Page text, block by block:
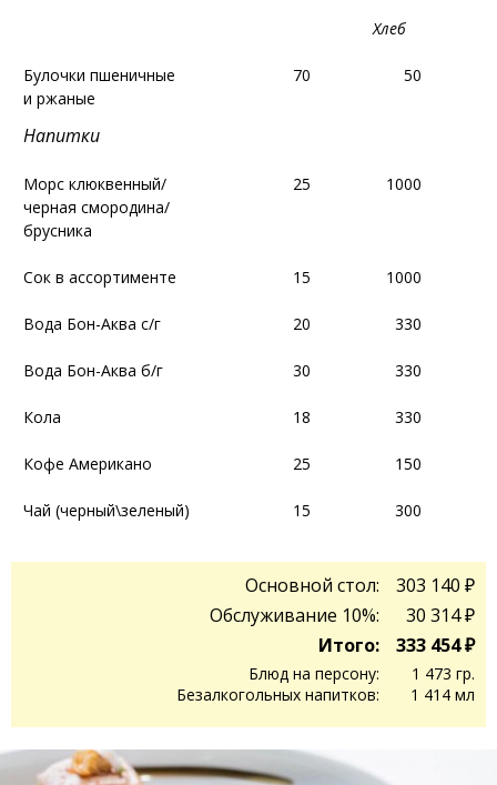
Хлеб
Булочки пшеничные
и ржаные
70 50
Напитки
Морс клюквенный/
черная смородина/
брусника
25 1000
Сок в ассортименте 15 1000
Вода Бон-Аква с/г 20 330
Вода Бон-Аква б/г 30 330
Кола 18 330
Кофе Американо 25 150
Чай (черный\зеленый) 15 300
Хлеб
Булочки пшеничные
и ржаные
70 50
Напитки
Морс клюквенный/
черная смородина/
брусника
25 1000
Сок в ассортименте 15 1000
Вода Бон-Аква с/г 20 330
Вода Бон-Аква б/г 30 330
Кола 18 330
Кофе Американо 25 150
Чай (черный\зеленый) 15 300
Основной стол:
Обслуживание 10%:
Итого:
Блюд на персону:
Безалкогольных напитков:
303 140 ₽
30 314 ₽
333 454 ₽
1 473 гр.
1 414 мл